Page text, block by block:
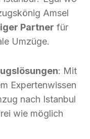
Amsel
Partner für
Umzüge.
: Mit
Expertenwissen
nach Istanbul
wie möglich